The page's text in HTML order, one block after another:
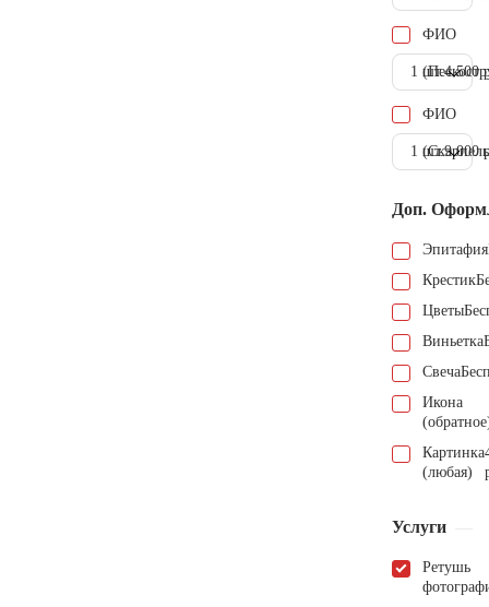
ФИО
1 шт.4.500
ФИО
1 шт.9.000
Доп.
Эпитафия
Крестик
Цветы
Виньетка
Свеча
Икона
Картинка
(любая)
Услуги
Ретушь